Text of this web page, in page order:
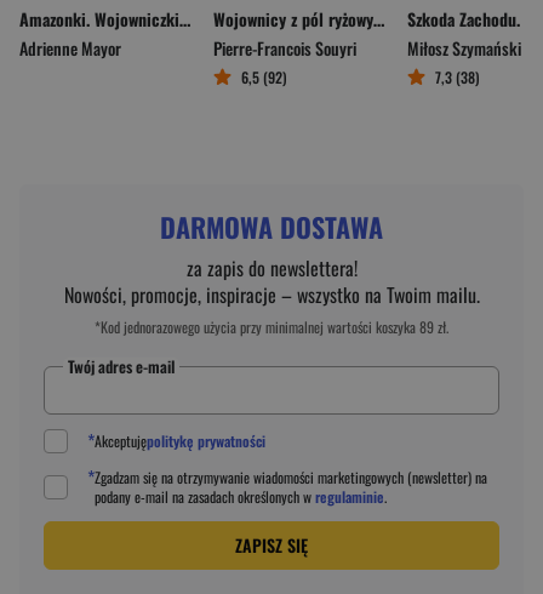
Amazonki. Wojowniczki starożytnego świata
Adrienne Mayor
Wojownicy z pól ryżowych. Historia samurajów
Pierre-Francois Souyri
6,5 (92)
Miłosz Szymański
7,3 (38)
DARMOWA DOSTAWA
za zapis do newslettera!
Nowości, promocje, inspiracje – wszystko na Twoim mailu.
*Kod jednorazowego użycia przy minimalnej wartości koszyka 89 zł.
Twój adres e-mail
*Akceptujępolitykę prywatności
*Zgadzam się na otrzymywanie wiadomości marketingowych (newsletter) na
podanye-mail na zasadach określonych wregulaminie.
ZAPISZ SIĘ